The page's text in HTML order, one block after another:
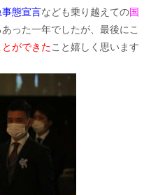
事態宣言なども乗り越えての国
った一年でしたが、最後にこ
ができたこと嬉しく思います